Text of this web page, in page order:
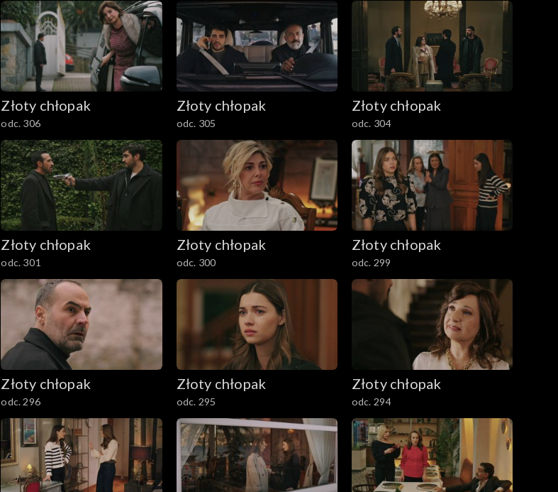
Złoty chłopak
odc. 306
Złoty chłopak
odc. 305
Złoty chłopak
odc. 304
Złoty chłopak
odc. 301
Złoty chłopak
odc. 300
Złoty chłopak
odc. 299
Złoty chłopak
odc. 296
Złoty chłopak
odc. 295
Złoty chłopak
odc. 294